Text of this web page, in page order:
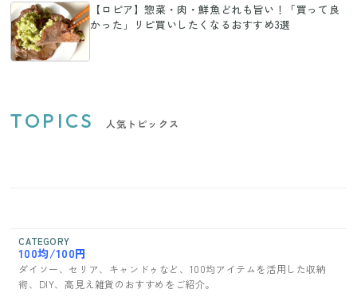
【ロピア】惣菜・肉・鮮魚どれも旨い！「買って良
かった」リピ買いしたくなるおすすめ3選
TOPICS 人気トピックス
CATEGORY
100均/100円
ダイソー、セリア、キャンドゥなど、100均アイテムを活用した収納
術、DIY、高見え雑貨のおすすめをご紹介。